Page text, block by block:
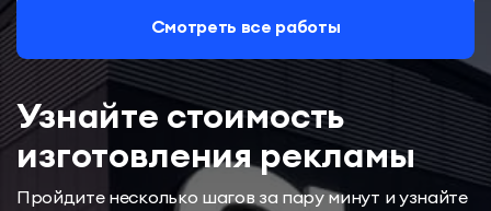
Смотреть все работы
Узнайте стоимость
изготовления рекламы
Пройдите несколько шагов за пару минут и узнайте